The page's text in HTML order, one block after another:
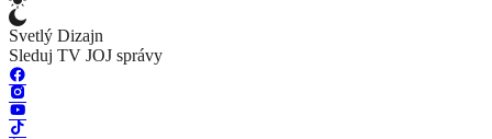
Svetlý Dizajn
Sleduj TV JOJ správy